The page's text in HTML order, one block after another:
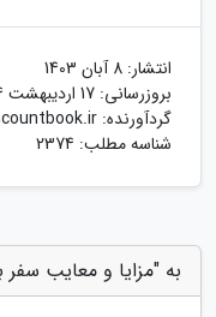
انتشار: 8 آبان 1403
بروزرسانی: 17 اردیبهشت 1404
گردآورنده:
شناسه مطلب: 2374
به "مزایا و معایب